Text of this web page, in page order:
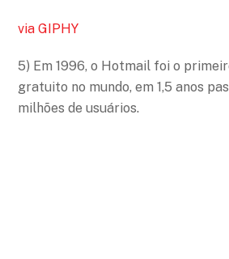
via GIPHY
5) Em 1996, o Hotmail foi o
gratuito no mundo, em 1,5 anos
milhões de usuários.